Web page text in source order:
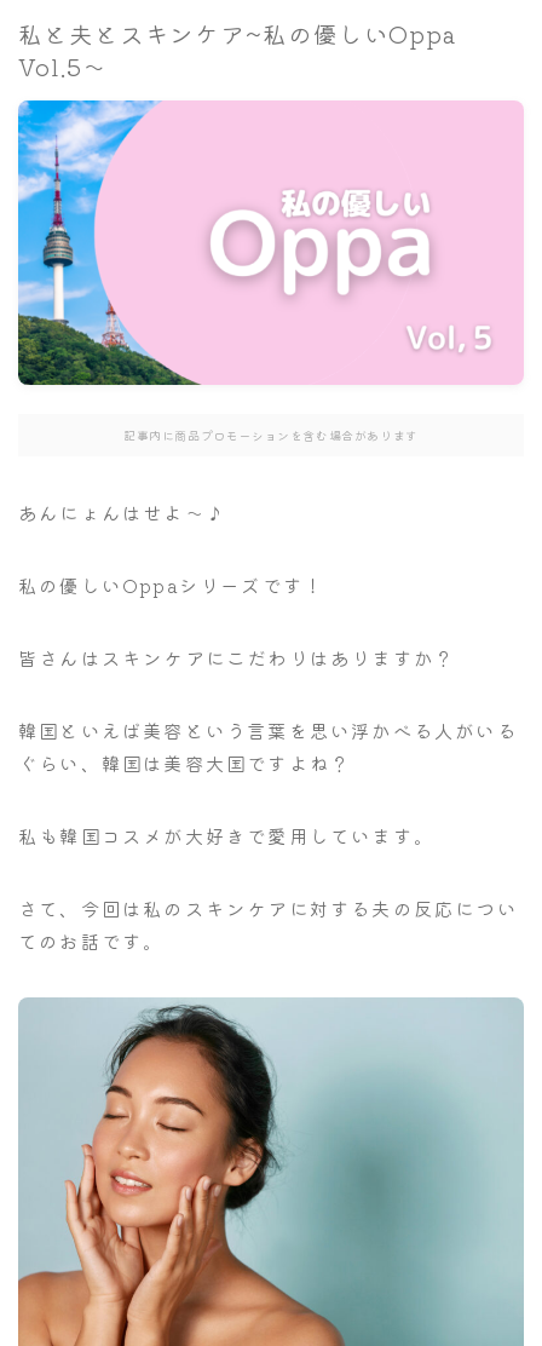
私と夫とスキンケア~私の優しいOppa
Vol.5～
記事内に商品プロモーションを含む場合があります
あんにょんはせよ～♪
私の優しいOppaシリーズです！
皆さんはスキンケアにこだわりはありますか？
韓国といえば美容という言葉を思い浮かべる人がいる
ぐらい、韓国は美容大国ですよね？
私も韓国コスメが大好きで愛用しています。
さて、今回は私のスキンケアに対する夫の反応につい
てのお話です。